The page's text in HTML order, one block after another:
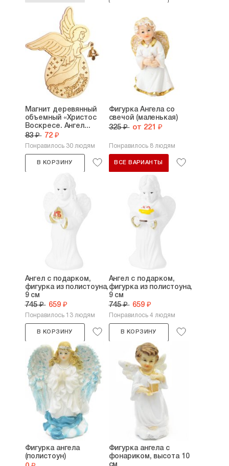
Магнит деревянный
объемный «Христос
Воскресе. Ангел...
83 ₽ 72 ₽
Понравилось 30 людям
В КОРЗИНУ
Фигурка Ангела со
свечой (маленькая)
325 ₽ от 221 ₽
Понравилось 8 людям
ВСЕ ВАРИАНТЫ
Ангел с подарком,
фигурка из полистоуна,
9 см
745 ₽ 659 ₽
Понравилось 13 людям
В КОРЗИНУ
Ангел с подарком,
фигурка из полистоуна,
9 см
745 ₽ 659 ₽
Понравилось 4 людям
В КОРЗИНУ
Фигурка ангела
(полистоун)
Фигурка ангела с
фонариком, высота 10